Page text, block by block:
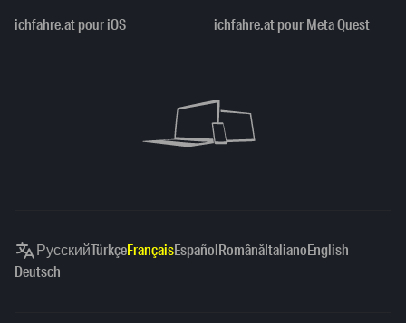
ichfahre.at pour iOS ichfahre.at pour Meta Quest
РусскийTürkçeFrançaisEspañolRomânăItalianoEnglish
Deutsch